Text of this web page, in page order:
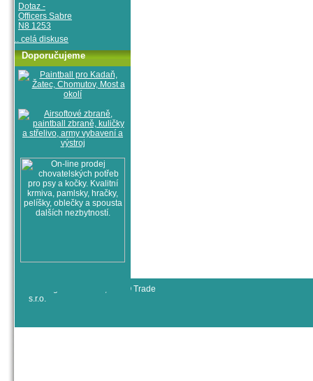
Dotaz -
Officers Sabre
N8 1253
.. celá diskuse
Doporučujeme
© All rights reserved, RYJO Trade
s.r.o.